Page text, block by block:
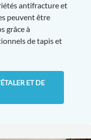
antifracture et
peuvent être
grâce à
de tapis et
ET DE